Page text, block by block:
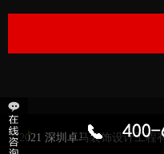
©2021 深圳卓马装饰设计工程